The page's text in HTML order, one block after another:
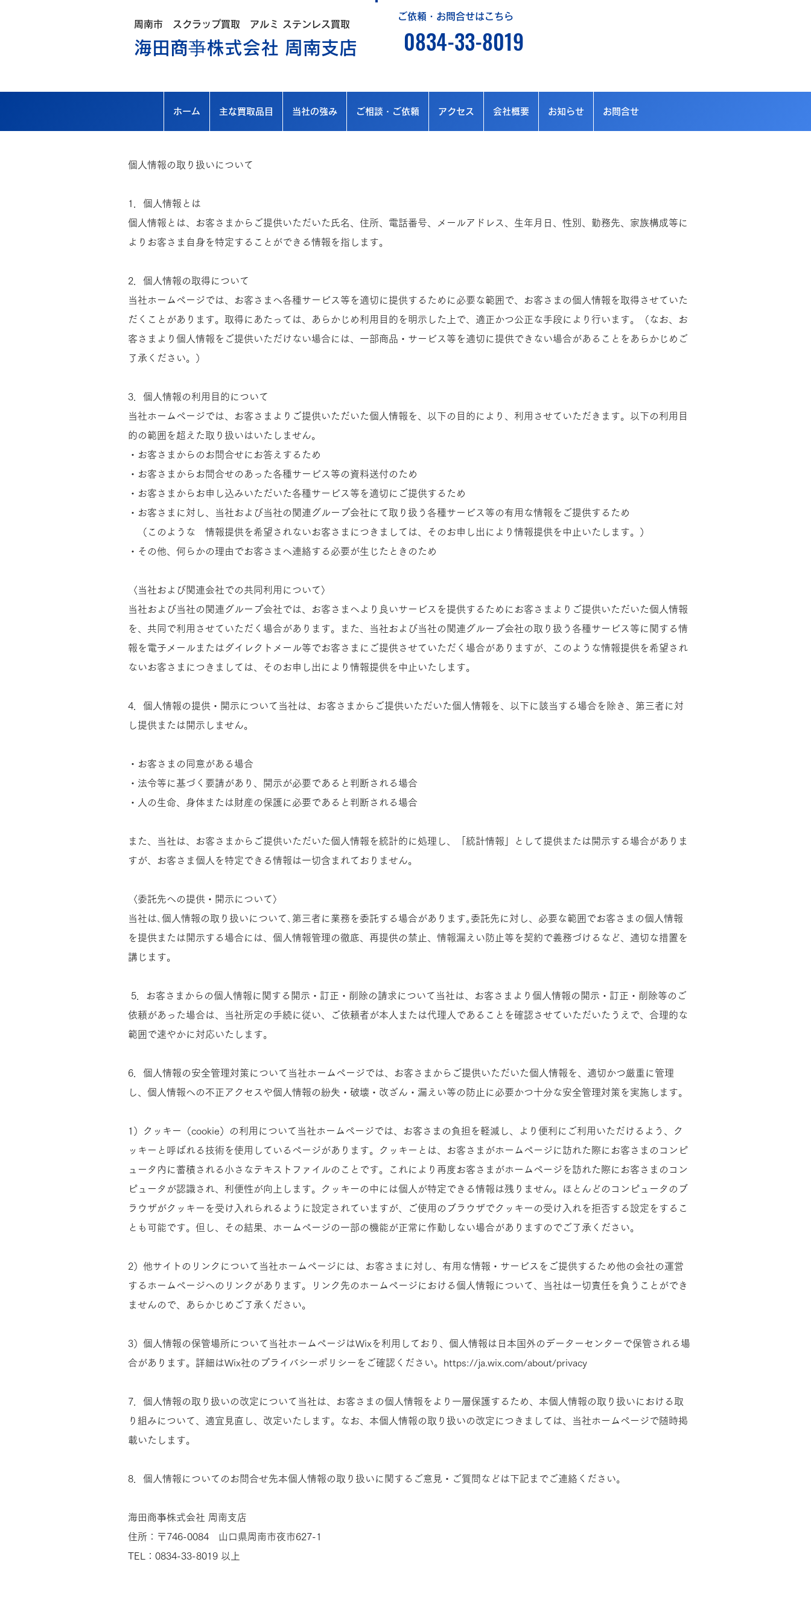
​周南市 スクラップ買取 アルミ ステンレス買取
海田商亊株式会社 周南支店 0834-33-8019
ご依頼・お問合せはこちら
ホーム 主な買取品目 当社の強み ご相談・ご依頼 アクセス 会社概要 お知らせ お問合せ
個人情報の取り扱いについて
1．個人情報とは
個人情報とは、お客さまからご提供いただいた氏名、住所、電話番号、メールアドレス、生年月日、性別、勤務先、家族構成等に
よりお客さま自身を特定することができる情報を指します。​​
2．個人情報の取得について
当社ホームページでは、お客さまへ各種サービス等を適切に提供するために必要な範囲で、お客さまの個人情報を取得させていた
だくことがあります。取得にあたっては、あらかじめ利用目的を明示した上で、適正かつ公正な手段により行います。（なお、お
客さまより個人情報をご提供いただけない場合には、一部商品・サービス等を適切に提供できない場合があることをあらかじめご
了承ください。）​​
3．個人情報の利用目的について
当社ホームページでは、お客さまよりご提供いただいた個人情報を、以下の目的により、利用させていただきます。以下の利用目
的の範囲を超えた取り扱いはいたしません。
・お客さまからのお問合せにお答えするため
・お客さまからお問合せのあった各種サービス等の資料送付のため
・お客さまからお申し込みいただいた各種サービス等を適切にご提供するため
・お客さまに対し、当社および当社の関連グループ会社にて取り扱う各種サービス等の有用な情報をご提供するため
（このような 情報提供を希望されないお客さまにつきましては、そのお申し出により情報提供を中止いたします。）
・その他、何らかの理由でお客さまへ連絡する必要が生じたときのため​​​
〈当社および関連会社での共同利用について〉
当社および当社の関連グループ会社では、お客さまへより良いサービスを提供するためにお客さまよりご提供いただいた個人情報
を、共同で利用させていただく場合があります。また、当社および当社の関連グループ会社の取り扱う各種サービス等に関する情
報を電子メールまたはダイレクトメール等でお客さまにご提供させていただく場合がありますが、このような情報提供を希望され
ないお客さまにつきましては、そのお申し出により情報提供を中止いたします。​​
4．個人情報の提供・開示について当社は、お客さまからご提供いただいた個人情報を、以下に該当する場合を除き、第三者に対
し提供または開示しません。​
・お客さまの同意がある場合
・法令等に基づく要請があり、開示が必要であると判断される場合
・人の生命、身体または財産の保護に必要であると判断される場合​​
また、当社は、お客さまからご提供いただいた個人情報を統計的に処理し、「統計情報」として提供または開示する場合がありま
すが、お客さま個人を特定できる情報は一切含まれておりません。​
〈委託先への提供・開示について〉
当社は､個人情報の取り扱いについて､第三者に業務を委託する場合があります｡委託先に対し、必要な範囲でお客さまの個人情報
を提供または開示する場合には、個人情報管理の徹底、再提供の禁止、情報漏えい防止等を契約で義務づけるなど、適切な措置を
講じます。
​​ 5．お客さまからの個人情報に関する開示・訂正・削除の請求について当社は、お客さまより個人情報の開示・訂正・削除等のご
依頼があった場合は、当社所定の手続に従い、ご依頼者が本人または代理人であることを確認させていただいたうえで、合理的な
範囲で速やかに対応いたします。​​
6．個人情報の安全管理対策について当社ホームページでは、お客さまからご提供いただいた個人情報を、適切かつ厳重に管理
し、個人情報への不正アクセスや個人情報の紛失・破壊・改ざん・漏えい等の防止に必要かつ十分な安全管理対策を実施します。​​
1）クッキー（cookie）の利用について当社ホームページでは、お客さまの負担を軽減し、より便利にご利用いただけるよう、ク
ッキーと呼ばれる技術を使用しているページがあります。クッキーとは、お客さまがホームページに訪れた際にお客さまのコンピ
ュータ内に蓄積される小さなテキストファイルのことです。これにより再度お客さまがホームページを訪れた際にお客さまのコン
ピュータが認識され、利便性が向上します。クッキーの中には個人が特定できる情報は残りません。ほとんどのコンピュータのブ
ラウザがクッキーを受け入れられるように設定されていますが、ご使用のブラウザでクッキーの受け入れを拒否する設定をするこ
とも可能です。但し、その結果、ホームページの一部の機能が正常に作動しない場合がありますのでご了承ください。​​
2）他サイトのリンクについて当社ホームページには、お客さまに対し、有用な情報・サービスをご提供するため他の会社の運営
するホームページへのリンクがあります。リンク先のホームページにおける個人情報について、当社は一切責任を負うことができ
ませんので、あらかじめご了承ください。​​
3）個人情報の保管場所について当社ホームページはWixを利用しており、個人情報は日本国外のデーターセンターで保管される場
合があります。詳細はWix社のプライバシーポリシーをご確認ください。 https://ja.wix.com/about/privacy
7．個人情報の取り扱いの改定について当社は、お客さまの個人情報をより一層保護するため、本個人情報の取り扱いにおける取
り組みについて、適宜見直し、改定いたします。なお、本個人情報の取り扱いの改定につきましては、当社ホームページで随時掲
載いたします。​​
8．個人情報についてのお問合せ先本個人情報の取り扱いに関するご意見・ご質問などは下記までご連絡ください。
海田商亊株式会社 周南支店
住所：〒746-0084 山口県周南市夜市627-1
TEL：0834-33-8019​​ 以上